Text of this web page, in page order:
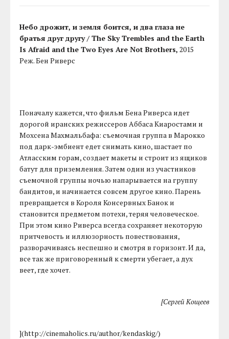
Небо дрожит, и земля боится, и два глаза не
братья друг другу / The Sky Trembles and the Earth
Is Afraid and the Two Eyes Are Not Brothers, 2015
Реж. Бен Риверс
Поначалу кажется, что фильм Бена Риверса идет
дорогой иранских режиссеров Аббаса Киаростами и
Мохсена Махмальбафа: съемочная группа в Марокко
под дарк-эмбиент едет снимать кино, шастает по
Атласским горам, создает макеты и строит из ящиков
батут для приземления. Затем один из участников
съемочной группы ночью напарывается на группу
бандитов, и начинается совсем другое кино. Парень
превращается в Короля Консервных Банок и
становится предметом потехи, теряя человеческое.
При этом кино Риверса всегда сохраняет некоторую
притчевость и иллюзорность повествования,
разворачиваясь неспешно и смотря в горизонт. И да,
все так же приговоренный к смерти убегает, а дух
веет, где хочет.
[Сергей Кощеев
](http://cinemaholics.ru/author/kendaskig/)